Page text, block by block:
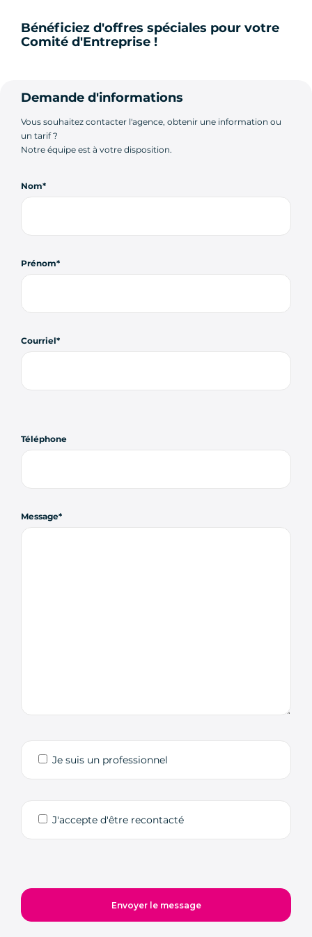
Bénéficiez d'offres spéciales pour votre
Comité d'Entreprise !
Demande d'informations
Vous souhaitez contacter l'agence, obtenir une information ou
un tarif ?
Notre équipe est à votre disposition.
Nom
Prénom
Courriel
Téléphone
Message
Je suis un professionnel
J'accepte d'être recontacté